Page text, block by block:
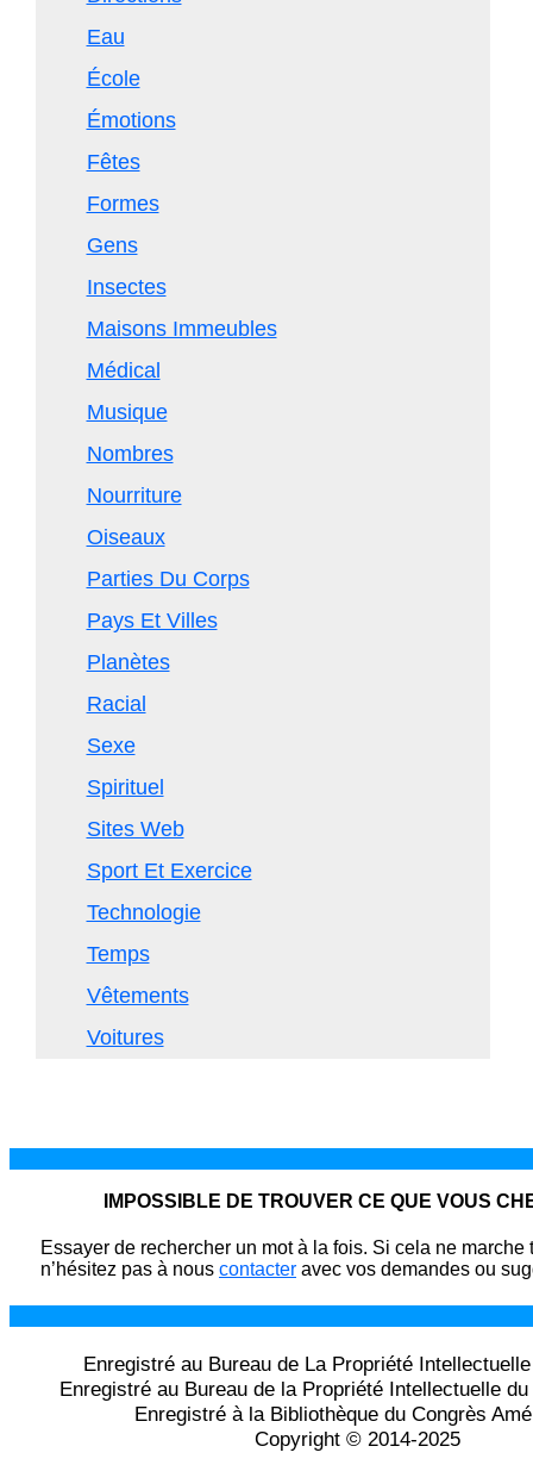
Eau
École
Émotions
Fêtes
Formes
Gens
Insectes
Maisons Immeubles
Médical
Musique
Nombres
Nourriture
Oiseaux
Parties Du Corps
Pays Et Villes
Planètes
Racial
Sexe
Spirituel
Sites Web
Sport Et Exercice
Technologie
Temps
Vêtements
Voitures
IMPOSSIBLE DE TROUVER CE QUE VOUS
Essayer de rechercher un mot à la fois. Si cela ne marche
n’hésitez pas à nous contacter avec vos demandes ou
Enregistré au Bureau de La Propriété
Enregistré au Bureau de la Propriété Intellectuelle
Enregistré à la Bibliothèque du Congrès
Copyright © 2014-2025